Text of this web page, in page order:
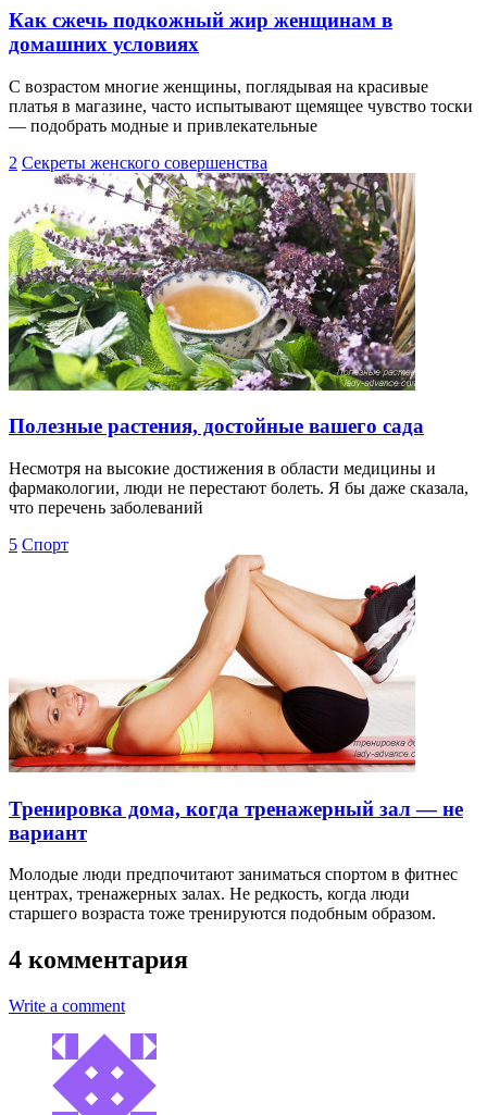
Как сжечь подкожный жир женщинам в
домашних условиях
С возрастом многие женщины, поглядывая на красивые
платья в магазине, часто испытывают щемящее чувство тоски
— подобрать модные и привлекательные
2 Секреты женского совершенства
Полезные растения, достойные вашего сада
Несмотря на высокие достижения в области медицины и
фармакологии, люди не перестают болеть. Я бы даже сказала,
что перечень заболеваний
5 Спорт
Тренировка дома, когда тренажерный зал — не
вариант
Молодые люди предпочитают заниматься спортом в фитнес
центрах, тренажерных залах. Не редкость, когда люди
старшего возраста тоже тренируются подобным образом.
4 комментария
Write a comment